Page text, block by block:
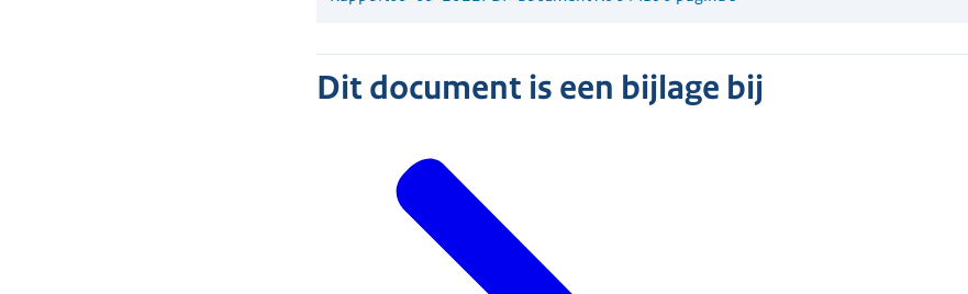
Dit document is een bijlage bij